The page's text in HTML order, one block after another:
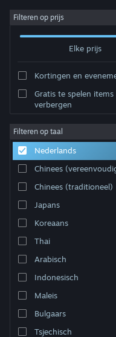
Inloggen
Community
Over
Ondersteuning
Taal wijzigen
Download de mobiele
Desktopwebsite weergeven
Filteren op prijs
Elke prijs
Kortingen en
Gratis te spelen items
verbergen
Filteren op taal
Nederlands
Chinees
Chinees (traditioneel)
Japans
Koreaans
Thai
Arabisch
Indonesisch
Maleis
Bulgaars
Tsjechisch
Uitgever: Michigames
Sorteren op Relevantie
0 resultaten komen overeen
uitgesloten op basis van je